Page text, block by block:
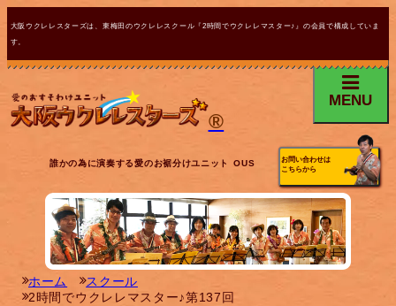
大阪ウクレレスターズは、東梅田のウクレレスクール『2時間でウクレレマスター♪』の会員で構成していま
す。
®
MENU
誰かの為に演奏する愛のお裾分けユニット OUS
お問い合わせは
こちらから
ホーム
スクール
2時間でウクレレマスター♪第137回